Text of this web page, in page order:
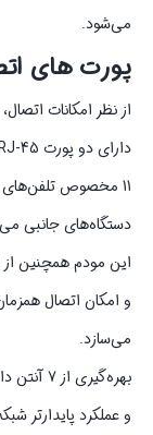
می‌شود.
پورت های
دستگاه‌های جانبی
و امکان اتصال
می‌سازد.
و عملکرد پایدارتر